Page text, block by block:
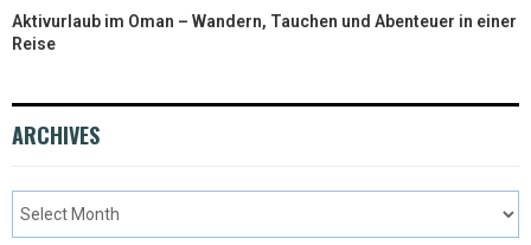
Aktivurlaub im Oman – Wandern, Tauchen und Abenteuer in einer
Reise
ARCHIVES